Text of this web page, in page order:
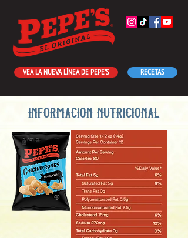
VEA LA NUEVA LÍNEA DE PEPE’S RECETAS
información nutricional